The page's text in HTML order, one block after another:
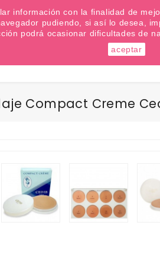
Apúntate a nuestra Newsletter
Compact Creme
información con la finalidad de
pudiendo, si así lo desea,
podrá ocasionar dificultades de
aceptar